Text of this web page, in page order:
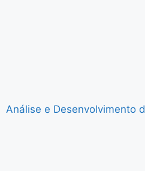
Análise e Desenvolvimento